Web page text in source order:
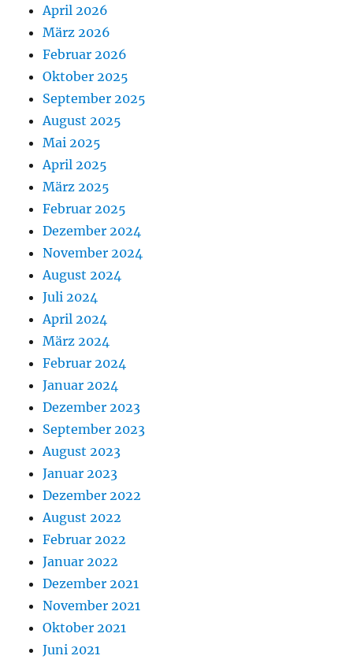
April 2026
März 2026
Februar 2026
Oktober 2025
September 2025
August 2025
Mai 2025
April 2025
März 2025
Februar 2025
Dezember 2024
November 2024
August 2024
Juli 2024
April 2024
März 2024
Februar 2024
Januar 2024
Dezember 2023
September 2023
August 2023
Januar 2023
Dezember 2022
August 2022
Februar 2022
Januar 2022
Dezember 2021
November 2021
Oktober 2021
Juni 2021